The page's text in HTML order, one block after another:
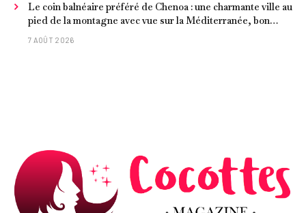
Le coin balnéaire préféré de Chenoa : une charmante ville au
pied de la montagne avec vue sur la Méditerranée, bon
poisson et criques isolées
7 AOÛT 2026